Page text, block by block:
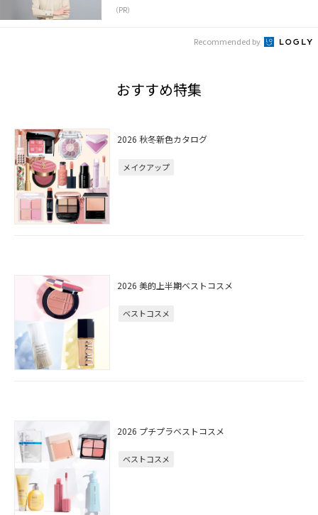
（PR）
Recommended by
おすすめ特集
2026 秋冬新色カタログ
メイクアップ
2026 美的上半期ベストコスメ
ベストコスメ
2026 プチプラベストコスメ
ベストコスメ